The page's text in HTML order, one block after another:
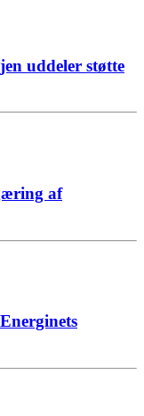
uddeler støtte
af